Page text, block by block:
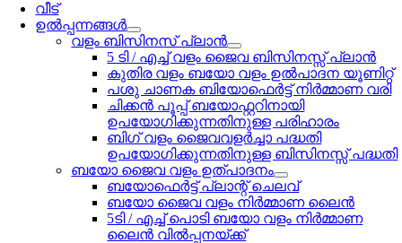
വീട്
ഉൽപ്പന്നങ്ങൾ
വളം ബിസിനസ് പ്ലാൻ
5 ടി / എച്ച് വളം ജൈവ ബിസിനസ്സ് പ്ലാൻ
കുതിര വളം ബയോ വളം ഉൽപാദന യൂണിറ്റ്
പശു ചാണക ബിയോഫെർട്ട് നിർമ്മാണ വരി
ചിക്കൻ പൂപ്പ് ബയോഫ്റ്ററിനായി
ഉപയോഗിക്കുന്നതിനുള്ള പരിഹാരം
ബിഗ് വളം ജൈവവളർച്ചാ പദ്ധതി
ഉപയോഗിക്കുന്നതിനുള്ള ബിസിനസ്സ് പദ്ധതി
ബയോ ജൈവ വളം ഉത്പാദനം
ബയോഫെർട്ട് പ്ലാന്റ് ചെലവ്
ബയോ ജൈവ വളം നിർമ്മാണ ലൈൻ
5ടി / എച്ച് പൊടി ബയോ വളം നിർമ്മാണ
ലൈൻ വിൽപ്പനയ്ക്ക്